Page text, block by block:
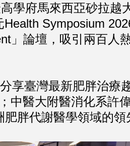
學府馬來西亞砂拉越
Symposium
」論壇，吸引兩百人
享臺灣最新肥胖治療
中醫大附醫消化系許
胖代謝醫學領域的領